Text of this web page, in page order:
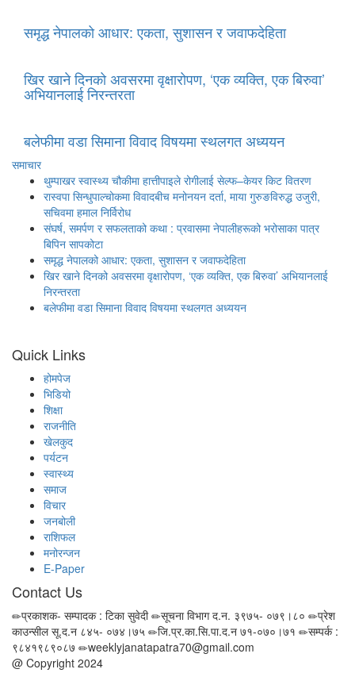
समृद्ध नेपालको आधार: एकता, सुशासन र जवाफदेहिता
खिर खाने दिनको अवसरमा वृक्षारोपण, ‘एक व्यक्ति, एक बिरुवा’
अभियानलाई निरन्तरता
बलेफीमा वडा सिमाना विवाद विषयमा स्थलगत अध्ययन
समाचार
थुम्पाखर स्वास्थ्य चौकीमा हात्तीपाइले रोगीलाई सेल्फ–केयर किट वितरण
रास्वपा सिन्धुपाल्चोकमा विवादबीच मनोनयन दर्ता, माया गुरुङविरुद्ध उजुरी,
सचिवमा हमाल निर्विरोध
संघर्ष, समर्पण र सफलताको कथा : प्रवासमा नेपालीहरूको भरोसाका पात्र
बिपिन सापकोटा
समृद्ध नेपालको आधार: एकता, सुशासन र जवाफदेहिता
खिर खाने दिनको अवसरमा वृक्षारोपण, ‘एक व्यक्ति, एक बिरुवा’ अभियानलाई
निरन्तरता
बलेफीमा वडा सिमाना विवाद विषयमा स्थलगत अध्ययन
Quick Links
होमपेज
भिडियो
शिक्षा
राजनीति
खेलकुद
पर्यटन
स्वास्थ्य
समाज
विचार
जनबोली
राशिफल
मनोरन्जन
E-Paper
Contact Us
प्रकाशक- सम्पादक : टिका सुवेदी सूचना विभाग द.न. ३९७५- ०७९।८०
प्रेश
काउन्सील सू.द.न ८४५- ०७४।७५
जि.प्र.का.सि.पा.द.न ७१-०७०।७१
सम्पर्क :
९८४१९८९०८७
weeklyjanatapatra70@gmail.com
@ Copyright 2024